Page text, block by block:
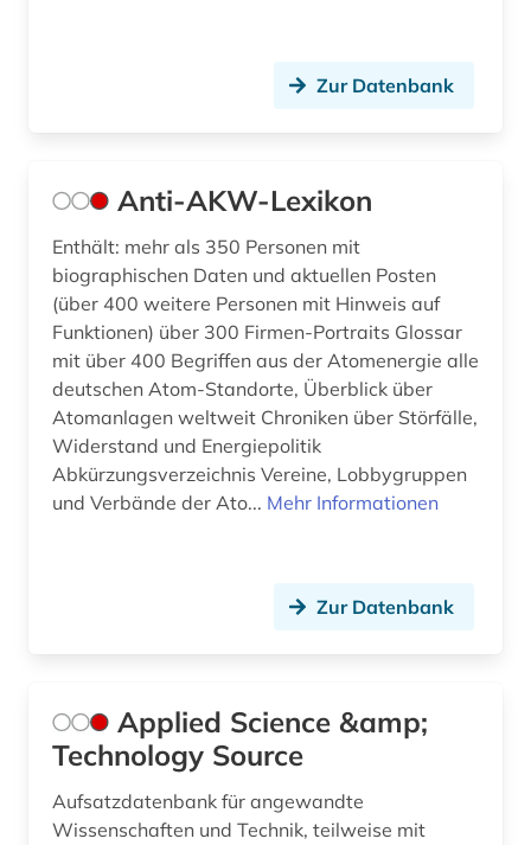
finnland (1)
firmenverzeichnis (1)
fische (1)
fischerei (2)
fischereiwesen (1)
flussgebiet (1)
forschung (2)
forstwirtschaft (5)
foto (1)
Zur Datenbank
Anti-AKW-Lexikon
Enthält: mehr als 350 Personen mit
biographischen Daten und aktuellen Posten
(über 400 weitere Personen mit Hinweis auf
Funktionen) über 300 Firmen-Portraits Glossar
mit über 400 Begriffen aus der Atomenergie alle
deutschen Atom-Standorte, Überblick über
Atomanlagen weltweit Chroniken über Störfälle,
Widerstand und Energiepolitik
Abkürzungsverzeichnis Vereine, Lobbygruppen
und Verbände der Ato... Mehr Informationen
Zur Datenbank
Applied Science &amp;
Technology Source
Aufsatzdatenbank für angewandte
Wissenschaften und Technik, teilweise mit